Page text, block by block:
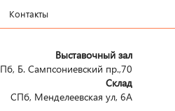
Контакты
Выставочный зал
Б. Сампсониевский пр.,70
Склад
СПб, Менделеевcкая ул, 6А